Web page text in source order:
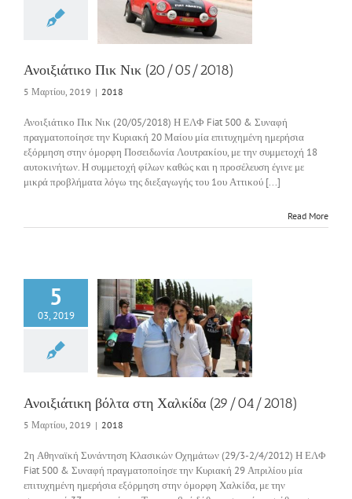
Ανοιξιάτικο Πικ Νικ (20/05/2018)
5 Μαρτίου, 2019 | 2018
Ανοιξιάτικο Πικ Νικ (20/05/2018) Η ΕΛΦ Fiat 500 & Συναφή
πραγματοποίησε την Κυριακή 20 Μαίου μία επιτυχημένη ημερήσια
εξόρμηση στην όμορφη Ποσειδωνία Λουτρακίου, με την συμμετοχή 18
αυτοκινήτων. Η συμμετοχή φίλων καθώς και η προσέλευση έγινε με
μικρά προβλήματα λόγω της διεξαγωγής του 1ου Αττικού [...]
Read More
5
03, 2019
βόλτα στη
(29/04/2018)
Ανοιξιάτικη βόλτα στη Χαλκίδα (29/04/2018)
5 Μαρτίου, 2019 | 2018
2η Αθηναϊκή Συνάντηση Κλασικών Οχημάτων (29/3-2/4/2012) Η ΕΛΦ
Fiat 500 & Συναφή πραγματοποίησε την Κυριακή 29 Απριλίου μία
επιτυχημένη ημερήσια εξόρμηση στην όμορφη Χαλκίδα, με την